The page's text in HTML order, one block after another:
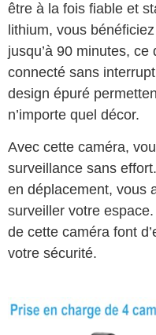
être à la fois fiable et
lithium, vous
jusqu’à 90 minutes,
connecté sans
design épuré
n’importe quel décor.
Avec cette caméra,
surveillance sans
en déplacement, vous
surveiller votre
de cette caméra font
votre sécurité.